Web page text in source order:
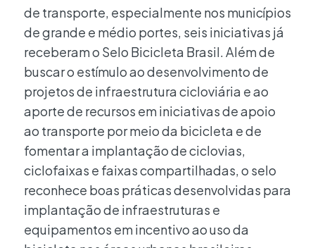
de transporte, especialmente nos municípios
de grande e médio portes, seis iniciativas já
receberam o Selo Bicicleta Brasil. Além de
buscar o estímulo ao desenvolvimento de
projetos de infraestrutura cicloviária e ao
aporte de recursos em iniciativas de apoio
ao transporte por meio da bicicleta e de
fomentar a implantação de ciclovias,
ciclofaixas e faixas compartilhadas, o selo
reconhece boas práticas desenvolvidas para
implantação de infraestruturas e
equipamentos em incentivo ao uso da